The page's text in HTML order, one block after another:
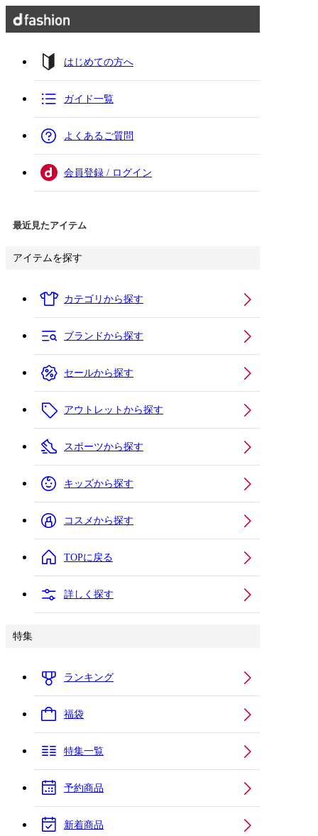
はじめての方へ
ガイド一覧
よくあるご質問
会員登録 / ログイン
最近見たアイテム
アイテムを探す
カテゴリから探す
ブランドから探す
セールから探す
アウトレットから探す
スポーツから探す
キッズから探す
コスメから探す
TOPに戻る
詳しく探す
特集
ランキング
福袋
特集一覧
予約商品
新着商品